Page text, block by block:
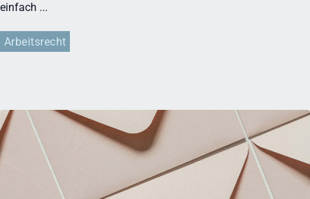
einfach ...
Arbeitsrecht